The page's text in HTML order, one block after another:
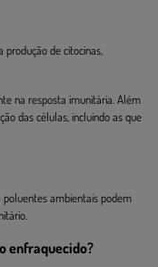
de citocinas,
na resposta imunitária. Além
das células, incluindo as que
poluentes ambientais podem
enfraquecido?